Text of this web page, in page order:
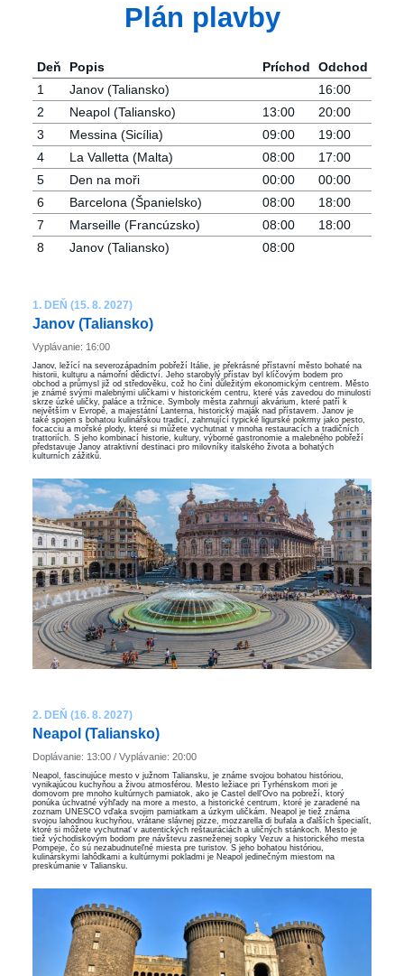
Plán plavby
Deň Popis Príchod
Odchod
1
Janov (Taliansko)
16:00
2
Neapol (Taliansko) 13:00
20:00
3
Messina (Sicília) 09:00
19:00
4
La Valletta (Malta) 08:00
17:00
5
Den na moři 00:00
00:00
6
Barcelona ​​(Španielsko) 08:00
18:00
7
Marseille (Francúzsko) 08:00
18:00
8
Janov (Taliansko) 08:00
1. DEŇ (15. 8. 2027)
Janov (Taliansko)
Vyplávanie: 16:00
Janov, ležící na severozápadním pobřeží Itálie, je překrásné přístavní město bohaté na
historii, kulturu a námořní dědictví. Jeho starobylý přístav byl klíčovým bodem pro
obchod a průmysl již od středověku, což ho činí důležitým ekonomickým centrem. Město
je známé svými malebnými uličkami v historickém centru, které vás zavedou do minulosti
skrze úzké uličky, paláce a tržnice. Symboly města zahrnují akvárium, které patří k
největším v Evropě, a majestátní Lanterna, historický maják nad přístavem. Janov je
také spojen s bohatou kulinářskou tradicí, zahrnující typické ligurské pokrmy jako pesto,
focacciu a mořské plody, které si můžete vychutnat v mnoha restauracích a tradičních
trattoriích. S jeho kombinací historie, kultury, výborné gastronomie a malebného pobřeží
představuje Janov atraktivní destinaci pro milovníky italského života a bohatých
kulturních zážitků.
2. DEŇ (16. 8. 2027)
Neapol (Taliansko)
Doplávanie: 13:00 / Vyplávanie: 20:00
Neapol, fascinujúce mesto v južnom Taliansku, je známe svojou bohatou históriou,
vynikajúcou kuchyňou a živou atmosférou. Mesto ležiace pri Tyrhénskom mori je
domovom pre mnoho kultúrnych pamiatok, ako je Castel dell'Ovo na pobreží, ktorý
ponúka úchvatné výhľady na more a mesto, a historické centrum, ktoré je zaradené na
zoznam UNESCO vďaka svojim pamiatkam a úzkym uličkám. Neapol je tiež známa
svojou lahodnou kuchyňou, vrátane slávnej pizze, mozzarella di bufala a ďalších špecialít,
ktoré si môžete vychutnať v autentických reštauráciách a uličných stánkoch. Mesto je
tiež východiskovým bodom pre návštevu zasneženej sopky Vezuv a historického mesta
Pompeje, čo sú nezabudnuteľné miesta pre turistov. S jeho bohatou históriou,
kulinárskymi lahôdkami a kultúrnymi pokladmi je Neapol jedinečným miestom na
preskúmanie v Taliansku.